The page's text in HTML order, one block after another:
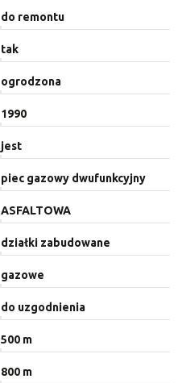
do remontu
tak
ogrodzona
1990
jest
piec gazowy dwufunkcyjny
ASFALTOWA
działki zabudowane
gazowe
do uzgodnienia
500 m
800 m